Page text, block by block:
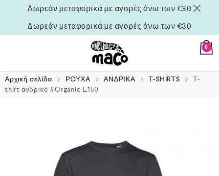
Δωρεάν μεταφορικά με αγορές άνω των €30
Δωρεάν μεταφορικά με αγορές άνω των €30
0
Αρχική σελίδα ΡΟΥΧΑ ΑΝΔΡΙΚΑ T-SHIRTS
T-
shirt ανδρικό #Organic Ε150